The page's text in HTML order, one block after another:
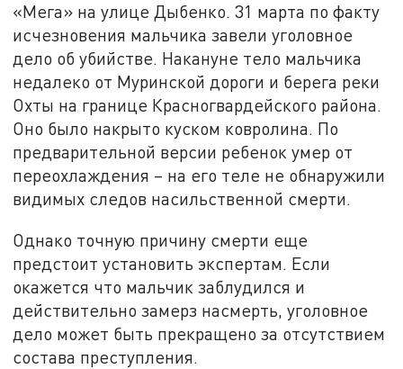
«Мега» на улице Дыбенко. 31 марта по факту
исчезновения мальчика завели уголовное
дело об убийстве. Накануне тело мальчика
недалеко от Муринской дороги и берега реки
Охты на границе Красногвардейского района.
Оно было накрыто куском ковролина. По
предварительной версии ребенок умер от
переохлаждения – на его теле не обнаружили
видимых следов насильственной смерти.
Однако точную причину смерти еще
предстоит установить экспертам. Если
окажется что мальчик заблудился и
действительно замерз насмерть, уголовное
дело может быть прекращено за отсутствием
состава преступления.